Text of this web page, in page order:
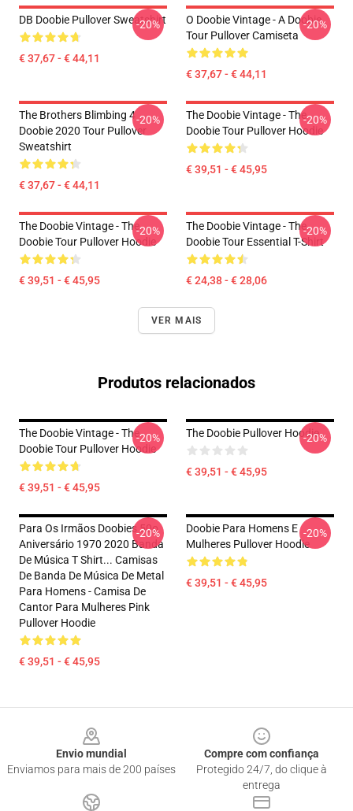
DB Doobie Pullover Sweatshirt
€ 37,67 - € 44,11
-20%
O Doobie Vintage - A Doobie
Tour Pullover Camiseta
€ 37,67 - € 44,11
-20%
The Brothers Blimbing 4
Doobie 2020 Tour Pullover
Sweatshirt
€ 37,67 - € 44,11
-20%
The Doobie Vintage - The
Doobie Tour Pullover Hoodie
€ 39,51 - € 45,95
-20%
The Doobie Vintage - The
Doobie Tour Pullover Hoodie
€ 39,51 - € 45,95
-20%
The Doobie Vintage - The
Doobie Tour Essential T-Shirt
€ 24,38 - € 28,06
-20%
VER MAIS
Produtos relacionados
The Doobie Vintage - The
Doobie Tour Pullover Hoodie
€ 39,51 - € 45,95
-20% The Doobie Pullover Hoodie
€ 39,51 - € 45,95
-20%
Para Os Irmãos Doobies 50o
Aniversário 1970 2020 Banda
De Música T Shirt... Camisas
De Banda De Música De Metal
Para Homens - Camisa De
Cantor Para Mulheres Pink
Pullover Hoodie
€ 39,51 - € 45,95
-20%
Doobie Para Homens E
Mulheres Pullover Hoodie
€ 39,51 - € 45,95
-20%
Envio mundial
Enviamos para mais de 200 países
Compre com confiança
Protegido 24/7, do clique à
entrega